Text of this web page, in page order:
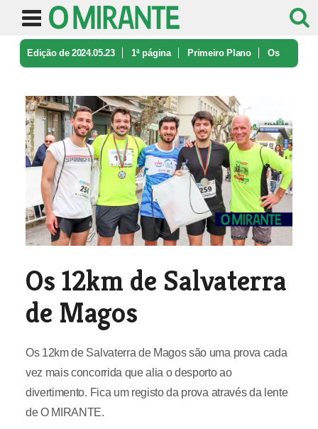
Edição de 2024.05.23 1ª página Primeiro Plano Os
Os 12km de Salvaterra
de Magos
Os 12km de Salvaterra de Magos são uma prova cada
vez mais concorrida que alia o desporto ao
divertimento. Fica um registo da prova através da lente
de O MIRANTE.